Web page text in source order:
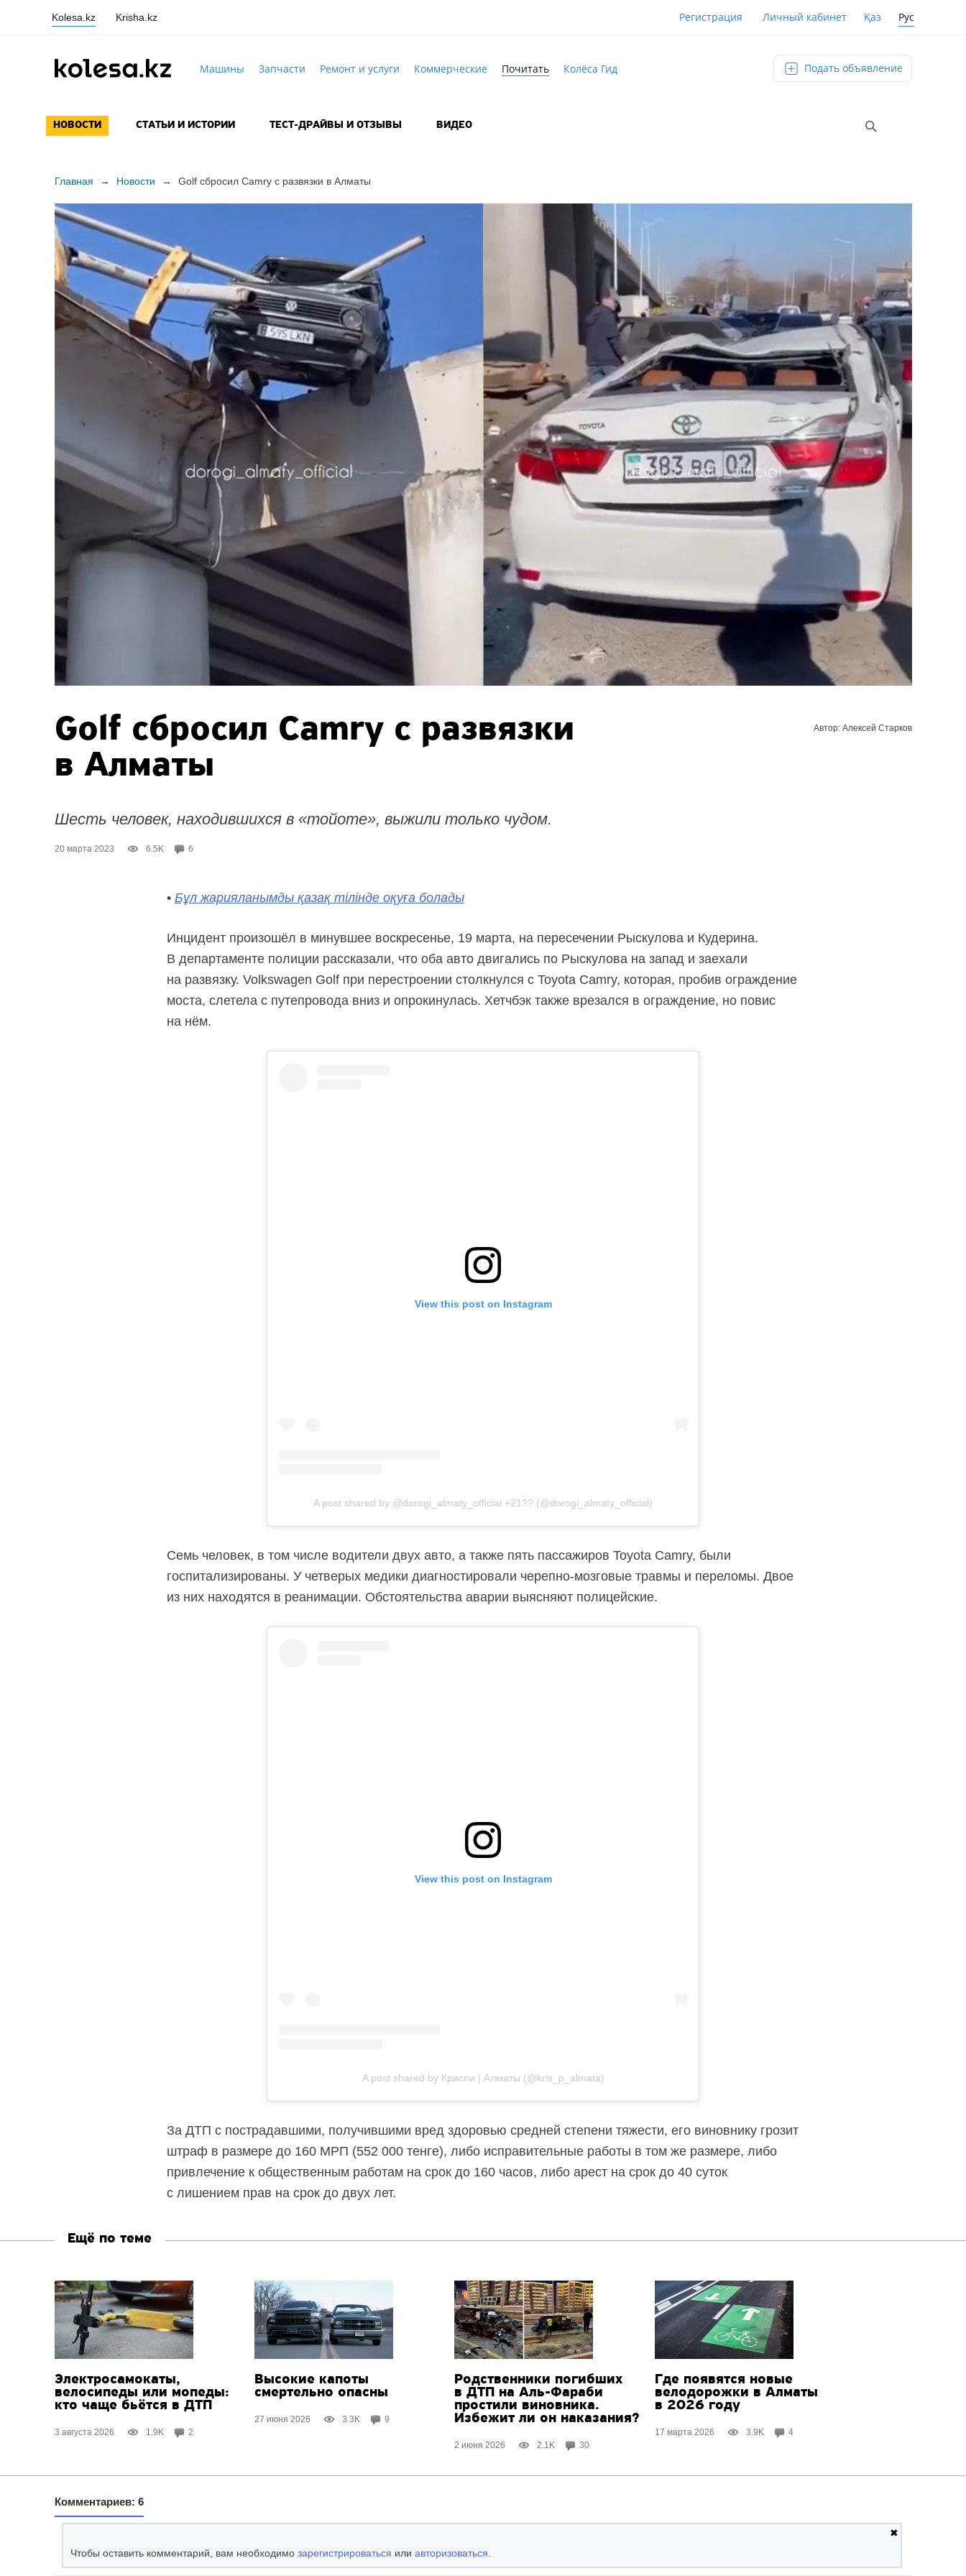
Kolesa.kz Krisha.kz Регистрация Личный кабинет Қаз Рус
Машины Запчасти Ремонт и услуги Коммерческие Почитать Колёса Гид Подать объявление
НОВОСТИ СТАТЬИ И ИСТОРИИ ТЕСТ-ДРАЙВЫ И ОТЗЫВЫ ВИДЕО
Главная → Новости → Golf сбросил Camry с развязки в Алматы
Golf сбросил Camry с развязки
в Алматы
Шесть человек, находившихся в «тойоте», выжили только чудом.
20 марта 2023 6.5K 6
Автор: Алексей Старков
• Бұл жарияланымды қазақ тілінде оқуға болады
Инцидент произошёл в минувшее воскресенье, 19 марта, на пересечении Рыскулова и Кудерина.
В департаменте полиции рассказали, что оба авто двигались по Рыскулова на запад и заехали
на развязку. Volkswagen Golf при перестроении столкнулся с Toyota Camry, которая, пробив ограждение
моста, слетела с путепровода вниз и опрокинулась. Хетчбэк также врезался в ограждение, но повис
на нём.
View this post on Instagram
A post shared by @dorogi_almaty_official +21?? (@dorogi_almaty_official)
Семь человек, в том числе водители двух авто, а также пять пассажиров Toyota Camry, были
госпитализированы. У четверых медики диагностировали черепно-мозговые травмы и переломы. Двое
из них находятся в реанимации. Обстоятельства аварии выясняют полицейские.
View this post on Instagram
A post shared by Криспи | Алматы (@kris_p_almata)
За ДТП с пострадавшими, получившими вред здоровью средней степени тяжести, его виновнику грозит
штраф в размере до 160 МРП (552 000 тенге), либо исправительные работы в том же размере, либо
привлечение к общественным работам на срок до 160 часов, либо арест на срок до 40 суток
с лишением прав на срок до двух лет.
Ещё по теме
Электросамокаты,
велосипеды или мопеды:
кто чаще бьётся в ДТП
3 августа 2026 1.9K 2
Высокие капоты
смертельно опасны
27 июня 2026 3.3K 9
Родственники погибших
в ДТП на Аль-Фараби
простили виновника.
Избежит ли он наказания?
2 июня 2026 2.1K 30
Где появятся новые
велодорожки в Алматы
в 2026 году
17 марта 2026 3.9K 4
Комментариев: 6
✖
Чтобы оставить комментарий, вам необходимо зарегистрироваться или авторизоваться